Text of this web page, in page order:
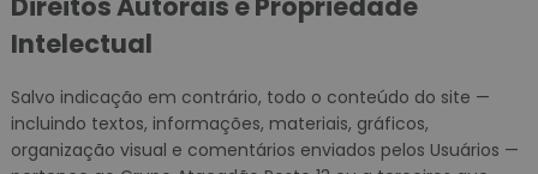
Intelectual
Salvo indicação em contrário, todo o conteúdo do site —
incluindo textos, informações, materiais, gráficos,
organização visual e comentários enviados pelos Usuários —